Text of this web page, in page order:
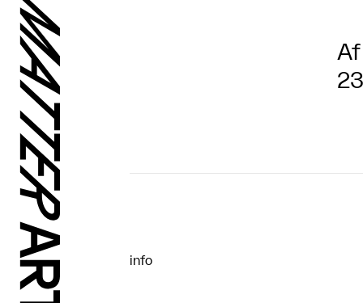
Af
info